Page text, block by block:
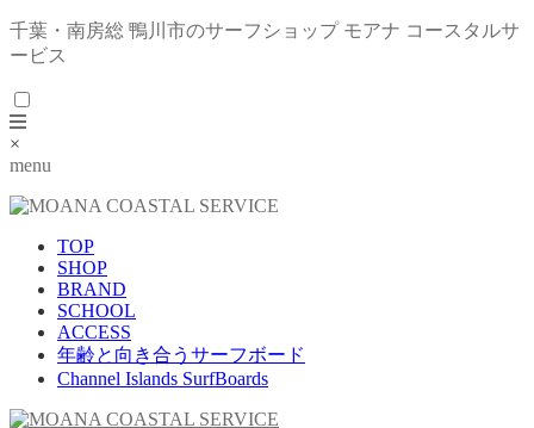
千葉・南房総 鴨川市のサーフショップ モアナ コースタルサ
ービス
×
menu
TOP
SHOP
BRAND
SCHOOL
ACCESS
年齢と向き合うサーフボード
Channel Islands SurfBoards